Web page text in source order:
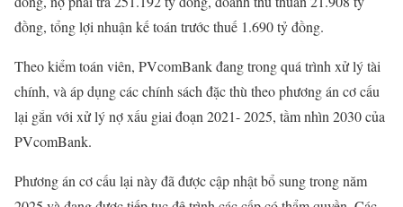
đồng, tổng lợi nhuận kế toán trước thuế 1.690 tỷ đồng.
Theo kiểm toán viên, PVcomBank đang trong quá trình xử lý tài
chính, và áp dụng các chính sách đặc thù theo phương án cơ cấu
lại gắn với xử lý nợ xấu giai đoạn 2021- 2025, tầm nhìn 2030 của
PVcomBank.
Phương án cơ cấu lại này đã được cập nhật bổ sung trong năm